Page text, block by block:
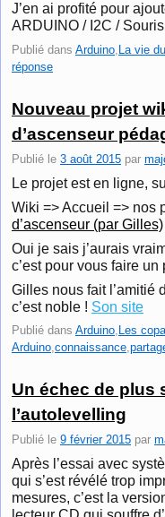
J’en ai profité pour
ARDUINO / I2C /
Publié dans Arduino, La vie
réponse
Nouveau projet
d’ascenseur
Publié le 3 août 2015 par
Le projet est en ligne,
Wiki => Accueil => nos
d’ascenseur (par Gilles)
Oui je sais j’aurais
c’est pour vous faire
Gilles nous fait l’amitié
c’est noble ! Son site
Publié dans Arduino, Les
Arduino,connaissance,
Un échec de plus
l’autolevelling
Publié le 9 février 2015 par
Après l’essai avec
qui s’est révélé trop
mesures, c’est la